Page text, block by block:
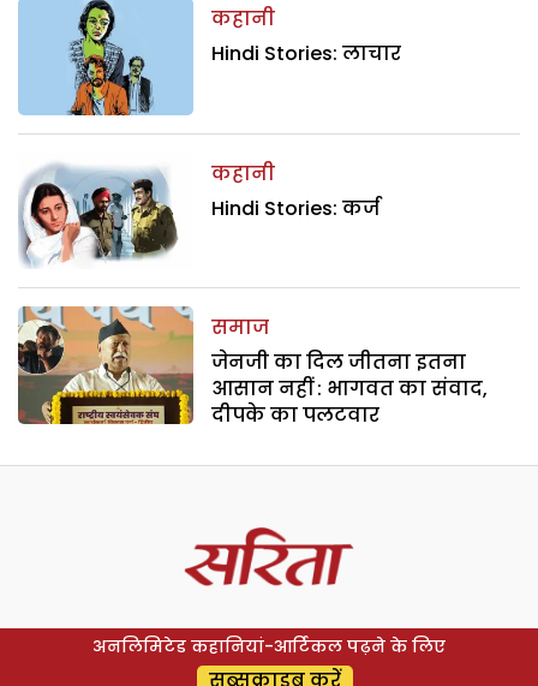
कहानी
Hindi Stories: लाचार
कहानी
Hindi Stories: कर्ज
समाज
जेनजी का दिल जीतना इतना
आसान नहीं : भागवत का संवाद,
दीपके का पलटवार
अनलिमिटेड कहानियां-आर्टिकल पढ़ने के लिए